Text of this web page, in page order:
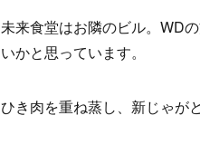
来食堂はお隣のビル。WD
かと思っています。
き肉を重ね蒸し、新じゃが